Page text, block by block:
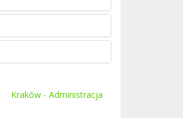
Kraków - Administracja